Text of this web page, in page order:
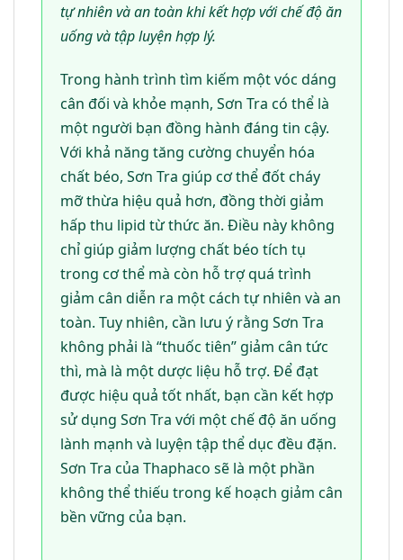
tự nhiên và an toàn khi kết hợp với chế độ ăn
uống và tập luyện hợp lý.
Trong hành trình tìm kiếm một vóc dáng
cân đối và khỏe mạnh, Sơn Tra có thể là
một người bạn đồng hành đáng tin cậy.
Với khả năng tăng cường chuyển hóa
chất béo, Sơn Tra giúp cơ thể đốt cháy
mỡ thừa hiệu quả hơn, đồng thời giảm
hấp thu lipid từ thức ăn. Điều này không
chỉ giúp giảm lượng chất béo tích tụ
trong cơ thể mà còn hỗ trợ quá trình
giảm cân diễn ra một cách tự nhiên và an
toàn. Tuy nhiên, cần lưu ý rằng Sơn Tra
không phải là “thuốc tiên” giảm cân tức
thì, mà là một dược liệu hỗ trợ. Để đạt
được hiệu quả tốt nhất, bạn cần kết hợp
sử dụng Sơn Tra với một chế độ ăn uống
lành mạnh và luyện tập thể dục đều đặn.
Sơn Tra của Thaphaco sẽ là một phần
không thể thiếu trong kế hoạch giảm cân
bền vững của bạn.